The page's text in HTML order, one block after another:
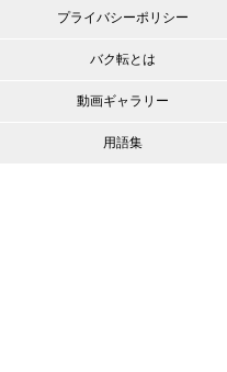
プライバシーポリシー
バク転とは
動画ギャラリー
用語集